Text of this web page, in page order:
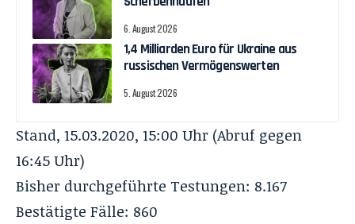
6. August 2026
1,4 Milliarden Euro für Ukraine aus
russischen Vermögenswerten
5. August 2026
Stand, 15.03.2020, 15:00 Uhr (Abruf gegen
16:45 Uhr)
Bisher durchgeführte Testungen: 8.167
Bestätigte Fälle: 860